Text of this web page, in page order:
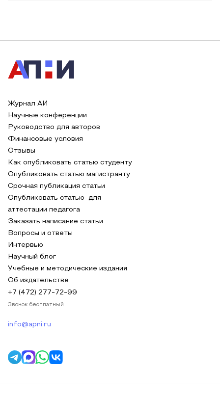
Журнал АИ
Научные конференции
Руководство для авторов
Финансовые условия
Отзывы
Как опубликовать статью студенту
Опубликовать статью магистранту
Срочная публикация статьи
Опубликовать статью для
аттестации педагога
Заказать написание статьи
Вопросы и ответы
Интервью
Научный блог
Учебные и методические издания
Об издательстве
+7 (472) 277-72-99
Звонок бесплатный
info@apni.ru